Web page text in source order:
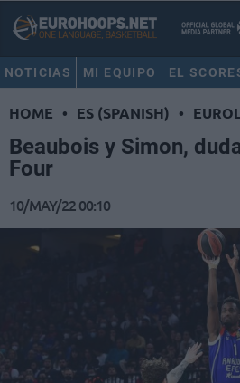
NOTICIAS MI EQUIPO EL
HOME • ES (SPANISH) •
Beaubois y Simon,
Four
10/MAY/22 00:10